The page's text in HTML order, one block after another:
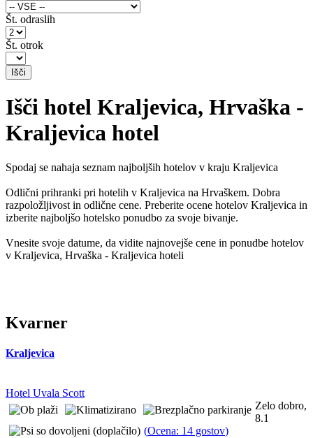
Št. odraslih
Št. otrok
Išči hotel Kraljevica, Hrvaška -
Kraljevica hotel
Spodaj se nahaja seznam najboljših hotelov v kraju Kraljevica
Odlični prihranki pri hotelih v Kraljevica na Hrvaškem. Dobra
razpoložljivost in odlične cene. Preberite ocene hotelov Kraljevica in
izberite najboljšo hotelsko ponudbo za svoje bivanje.
Vnesite svoje datume, da vidite najnovejše cene in ponudbe hotelov
v Kraljevica, Hrvaška - Kraljevica hoteli
Kvarner
Kraljevica
Hotel Uvala Scott
Zelo dobro,
8.1
(Ocena: 14 gostov)